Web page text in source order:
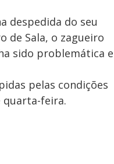
despedida do seu
de Sala, o zagueiro
sido problemática e
pelas condições
quarta-feira.